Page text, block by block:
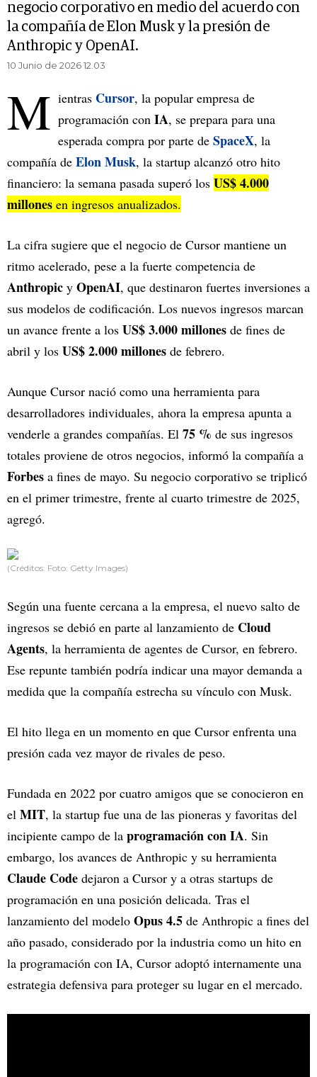
negocio corporativo en medio del acuerdo con
la compañía de Elon Musk y la presión de
Anthropic y OpenAI.
10 Junio de 2026 12.03
M ientras Cursor, la popular empresa de
programación con IA, se prepara para una
esperada compra por parte de SpaceX, la
compañía de Elon Musk, la startup alcanzó otro hito
financiero: la semana pasada superó los US$ 4.000
millones en ingresos anualizados.
La cifra sugiere que el negocio de Cursor mantiene un
ritmo acelerado, pese a la fuerte competencia de
Anthropic y OpenAI, que destinaron fuertes inversiones a
sus modelos de codificación. Los nuevos ingresos marcan
un avance frente a los US$ 3.000 millones de fines de
abril y los US$ 2.000 millones de febrero.
Aunque Cursor nació como una herramienta para
desarrolladores individuales, ahora la empresa apunta a
venderle a grandes compañías. El 75 % de sus ingresos
totales proviene de otros negocios, informó la compañía a
Forbes a fines de mayo. Su negocio corporativo se triplicó
en el primer trimestre, frente al cuarto trimestre de 2025,
agregó.
(Créditos: Foto: Getty Images)
Según una fuente cercana a la empresa, el nuevo salto de
ingresos se debió en parte al lanzamiento de Cloud
Agents, la herramienta de agentes de Cursor, en febrero.
Ese repunte también podría indicar una mayor demanda a
medida que la compañía estrecha su vínculo con Musk.
El hito llega en un momento en que Cursor enfrenta una
presión cada vez mayor de rivales de peso.
Fundada en 2022 por cuatro amigos que se conocieron en
el MIT, la startup fue una de las pioneras y favoritas del
incipiente campo de la programación con IA. Sin
embargo, los avances de Anthropic y su herramienta
Claude Code dejaron a Cursor y a otras startups de
programación en una posición delicada. Tras el
lanzamiento del modelo Opus 4.5 de Anthropic a fines del
año pasado, considerado por la industria como un hito en
la programación con IA, Cursor adoptó internamente una
estrategia defensiva para proteger su lugar en el mercado.